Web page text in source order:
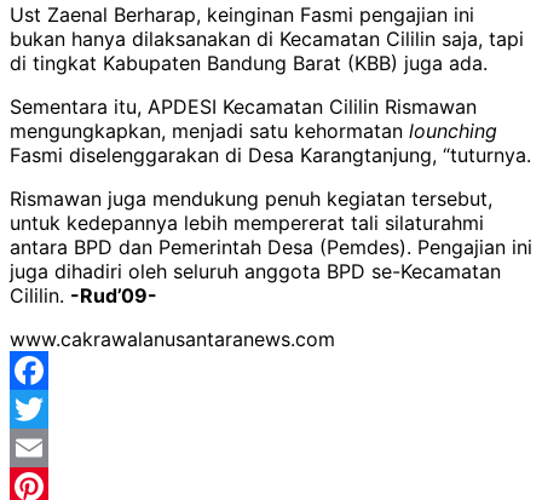
Ust Zaenal Berharap, keinginan Fasmi pengajian ini
bukan hanya dilaksanakan di Kecamatan Cililin saja, tapi
di tingkat Kabupaten Bandung Barat (KBB) juga ada.
Sementara itu, APDESI Kecamatan Cililin Rismawan
mengungkapkan, menjadi satu kehormatan lounching
Fasmi diselenggarakan di Desa Karangtanjung, “tuturnya.
Rismawan juga mendukung penuh kegiatan tersebut,
untuk kedepannya lebih mempererat tali silaturahmi
antara BPD dan Pemerintah Desa (Pemdes). Pengajian ini
juga dihadiri oleh seluruh anggota BPD se-Kecamatan
Cililin. -Rud’09-
www.cakrawalanusantaranews.com
Facebook
Twitter
Email